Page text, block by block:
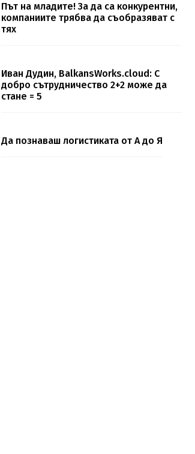
Път на младите! За да са конкурентни,
компаниите трябва да съобразяват с
тях
Иван Дудин, BalkansWorks.cloud: С
добро сътрудничество 2+2 може да
стане = 5
Да познаваш логистиката от А до Я